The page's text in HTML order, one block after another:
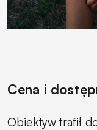
Cena i
Obiektyw trafił